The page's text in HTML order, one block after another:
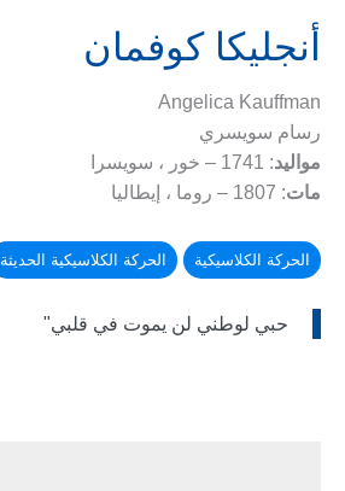
أنجليكا كوفمان
Angelica Kauffman
رسام سويسري
مواليد: 1741 – خور ، سويسرا
مات: 1807 – روما ، إيطاليا
الحركة الكلاسيكية الحركة الكلاسيكية الحديثة
حبي لوطني لن يموت في قلبي"